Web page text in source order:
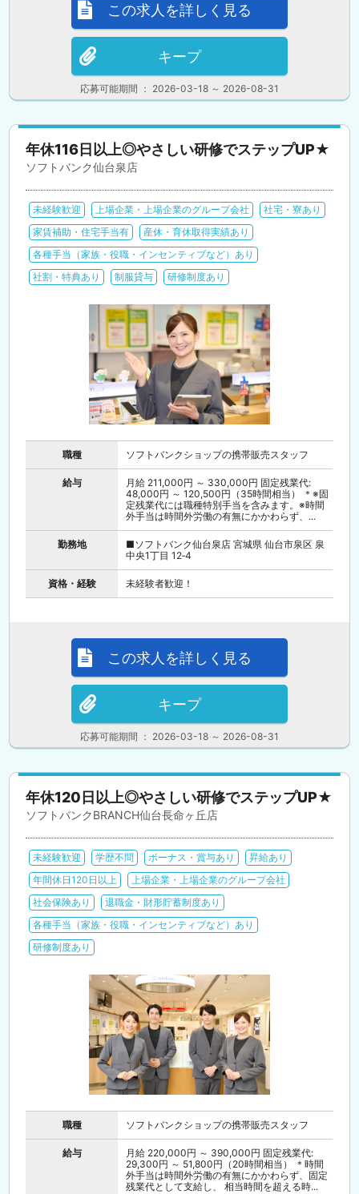
応募可能期間 ： 2026-03-18 ～ 2026-08-31
この求人を詳しく見る
キープ
年休116日以上◎やさしい研修でステップUP★
ソフトバンク仙台泉店
未経験歓迎 上場企業・上場企業のグループ会社
社宅・寮あり
家賃補助・住宅手当有
産休・育休取得実績あり
各種手当（家族・役職・インセンティブなど）あり
社割・特典あり
制服貸与 研修制度あり
職種 ソフトバンクショップの携帯販売スタッフ
給与
月給 211,000円 ～ 330,000円 固定残業代:
48,000円 ～ 120,500円（35時間相当） ＊※固
定残業代には職種特別手当を含みます。※時間
外手当は時間外労働の有無にかかわらず、...
勤務地
■ソフトバンク仙台泉店 宮城県 仙台市泉区 泉
中央1丁目 12‐4
資格・経験 未経験者歓迎！
応募可能期間 ： 2026-03-18 ～ 2026-08-31
この求人を詳しく見る
キープ
年休120日以上◎やさしい研修でステップUP★
ソフトバンクBRANCH仙台長命ヶ丘店
未経験歓迎 学歴不問 ボーナス・賞与あり
昇給あり
年間休日120日以上
上場企業・上場企業のグループ会社
社会保険あり
退職金・財形貯蓄制度あり
各種手当（家族・役職・インセンティブなど）あり
研修制度あり
職種 ソフトバンクショップの携帯販売スタッフ
給与
月給 220,000円 ～ 390,000円 固定残業代:
29,300円 ～ 51,800円（20時間相当） ＊時間
外手当は時間外労働の有無にかかわらず、固定
残業代として支給し、 相当時間を超える時...